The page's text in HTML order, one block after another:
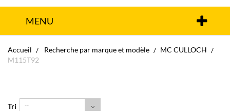
MENU
Accueil Recherche par marque et modèle
MC CULLOCH
M115T92
Tri --